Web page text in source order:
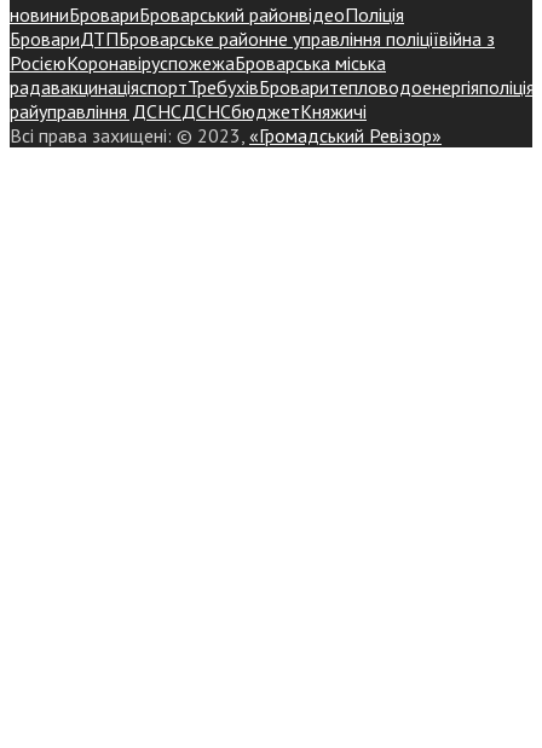
новиниБровариБроварський районвідеоПоліція
БровариДТПБроварське районне управління поліціївійна з
РосієюКоронавіруспожежаБроварська міська
радавакцинаціяспортТребухівБроваритепловодоенергіяполіція
райуправління ДСНСДСНСбюджетКняжичі
Всі права захищені: © 2023, «Громадський Ревізор»